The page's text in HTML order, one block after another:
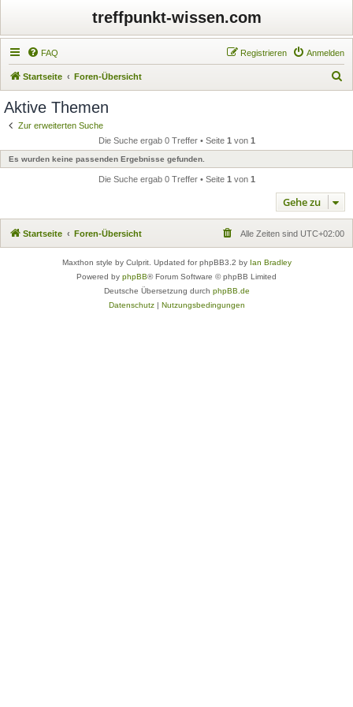
treffpunkt-wissen.com
FAQ Anmelden
Registrieren
Startseite Foren-Übersicht
e
Aktive Themen
Zur erweiterten Suche
Die Suche ergab 0 Treffer • Seite 1 von 1
Es wurden keine passenden Ergebnisse gefunden.
Die Suche ergab 0 Treffer • Seite 1 von 1
Gehe zu
Startseite Foren-Übersicht Alle Zeiten sind UTC+02:00
Maxthon style by Culprit. Updated for phpBB3.2 by Ian Bradley
Powered by phpBB® Forum Software © phpBB Limited
Deutsche Übersetzung durch phpBB.de
Datenschutz| Nutzungsbedingungen